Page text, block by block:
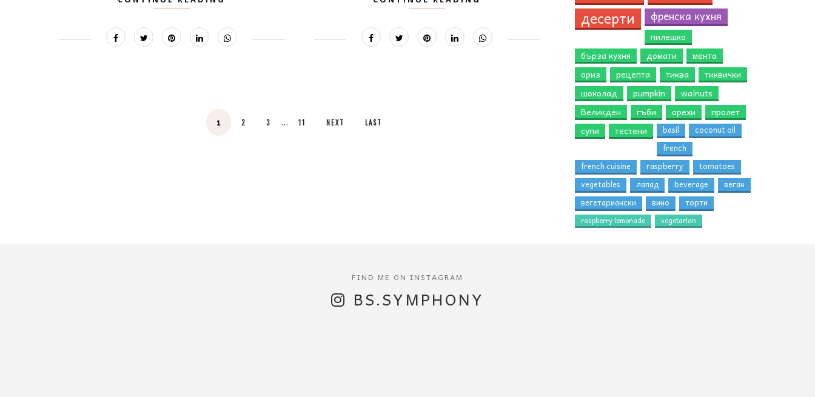
1 2 3 ... 11 NEXT LAST
десерти
френска кухня
пилешко
бърза кухня
домати
мента
ориз
рецепта тиква
тиквички
шоколад
pumpkin
walnuts
Великден
гъби орехи
пролет
супи
тестени basil
coconut oil
french
french cuisine
raspberry
tomatoes
vegetables
лапад beverage
веган
вегетариански
вино торти
raspberry lemonade vegetarian
BS.SYMPHONY